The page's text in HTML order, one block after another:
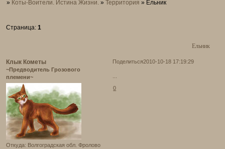
» Коты-Воители. Истина Жизни. »Территория » Ельник
Ельник
Страница:1
Поделиться2010-10-18 17:19:29
Клык Кометы
~Предводитель Грозового
племени~
Откуда: Волгоградская обл. Фролово
0